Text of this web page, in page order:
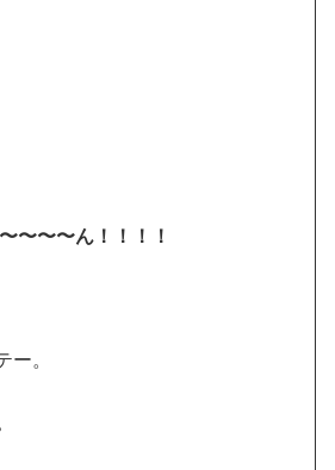
〜〜ん！！！！
ー。